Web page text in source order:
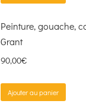
Peinture, gouache,
Grant
90,00€
Ajouter au panier